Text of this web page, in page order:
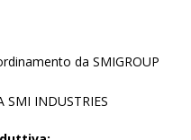
da SMIGROUP
SMI INDUSTRIES